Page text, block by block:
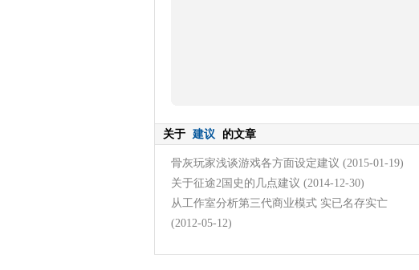
关于 建议 的文章
骨灰玩家浅谈游戏各方面设定建议 (2015-01-19)
关于征途2国史的几点建议 (2014-12-30)
从工作室分析第三代商业模式 实已名存实亡
(2012-05-12)